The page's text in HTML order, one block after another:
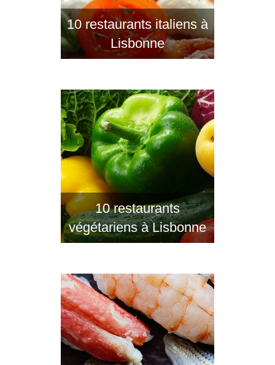
10 restaurants italiens à
Lisbonne
10 restaurants
végétariens à Lisbonne